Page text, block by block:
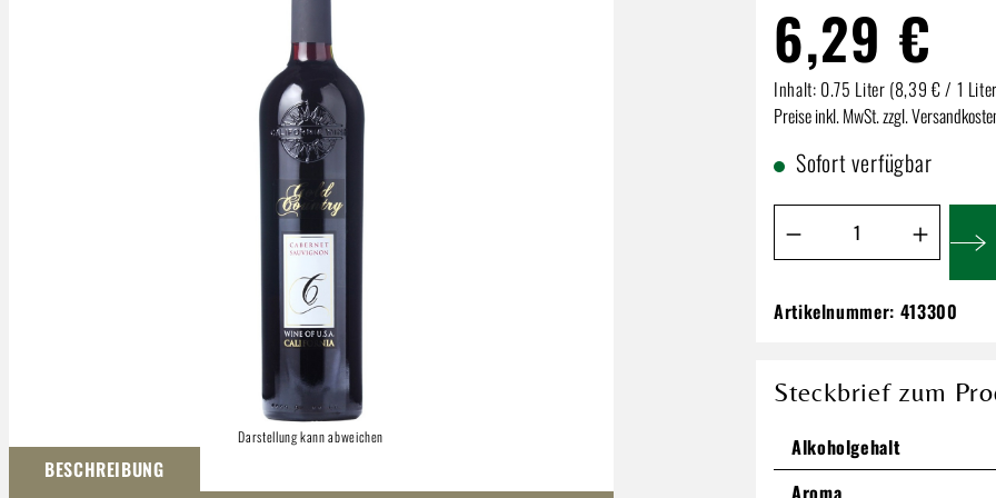
Darstellung kann abweichen
BESCHREIBUNG
6,29 €
Inhalt: 0.75 Liter (8,39 € / 1
Preise inkl. MwSt. zzgl.
Sofort verfügbar
Produkt Anzahl: Gib
6,29 €
0.75 Liter
Preise inkl. MwSt. zzgl. Versandkosten
Artikelnummer: 413300
Steckbrief zum
Alkoholgehalt
Aroma